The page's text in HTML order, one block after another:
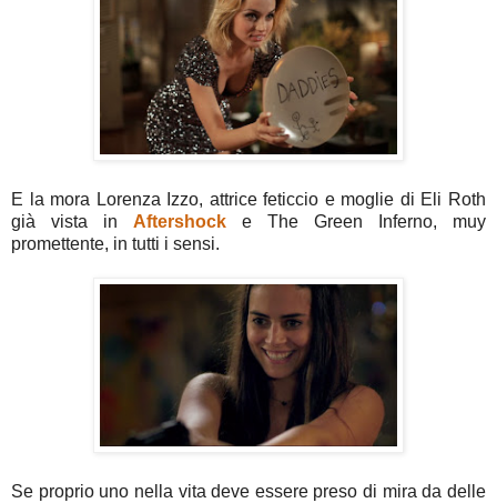
E la mora Lorenza Izzo, attrice feticcio e moglie di Eli Roth
già vista in Aftershock e The Green Inferno, muy
promettente, in tutti i sensi.
Se proprio uno nella vita deve essere preso di mira da delle